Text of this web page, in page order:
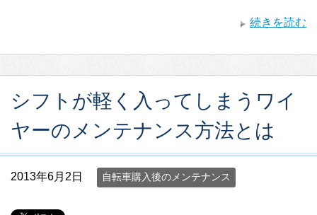
続きを読む
シフトが軽く入ってしまうワイ
ヤーのメンテナンス方法とは
2013年6月2日 自転車購入後のメンテナンス